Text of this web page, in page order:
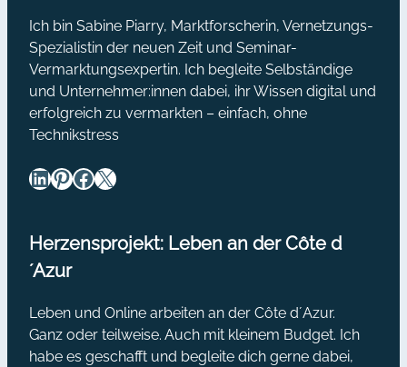
Ich bin Sabine Piarry, Marktforscherin, Vernetzungs-
Spezialistin der neuen Zeit und Seminar-
Vermarktungsexpertin. Ich begleite Selbständige
und Unternehmer:innen dabei, ihr Wissen digital und
erfolgreich zu vermarkten – einfach, ohne
Technikstress
LinkedIn Pinterest Facebook X
Herzensprojekt: Leben an der Côte d
´Azur
Leben und Online arbeiten an der Côte d´Azur.
Ganz oder teilweise. Auch mit kleinem Budget. Ich
habe es geschafft und begleite dich gerne dabei,